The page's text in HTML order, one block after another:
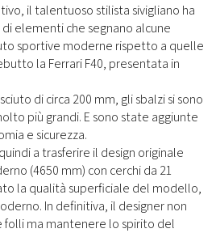
il talentuoso stilista sivigliano ha
elementi che segnano alcune
sportive moderne rispetto a quelle
la Ferrari F40, presentata in
di circa 200 mm, gli sbalzi si sono
più grandi. E sono state aggiunte
e sicurezza.
a trasferire il design originale
(4650 mm) con cerchi da 21
la qualità superficiale del modello,
In definitiva, il designer non
folli ma mantenere lo spirito del